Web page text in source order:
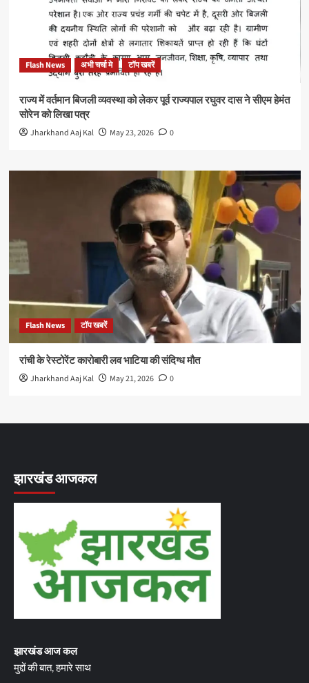
Flash News अभी चर्चा मे टॉप खबरें
राज्य में वर्तमान बिजली व्यवस्था को लेकर पूर्व राज्यपाल रघुवर दास ने सीएम हेमंत
सोरेन को लिखा पत्र
Jharkhand Aaj Kal May 23, 2026 0
Flash News टॉप खबरें
रांची के रेस्टोरेंट कारोबारी लव भाटिया की संदिग्ध मौत
Jharkhand Aaj Kal May 21, 2026 0
झारखंड आजकल
झारखंड आज कल
मुद्दों की बात, हमारे साथ